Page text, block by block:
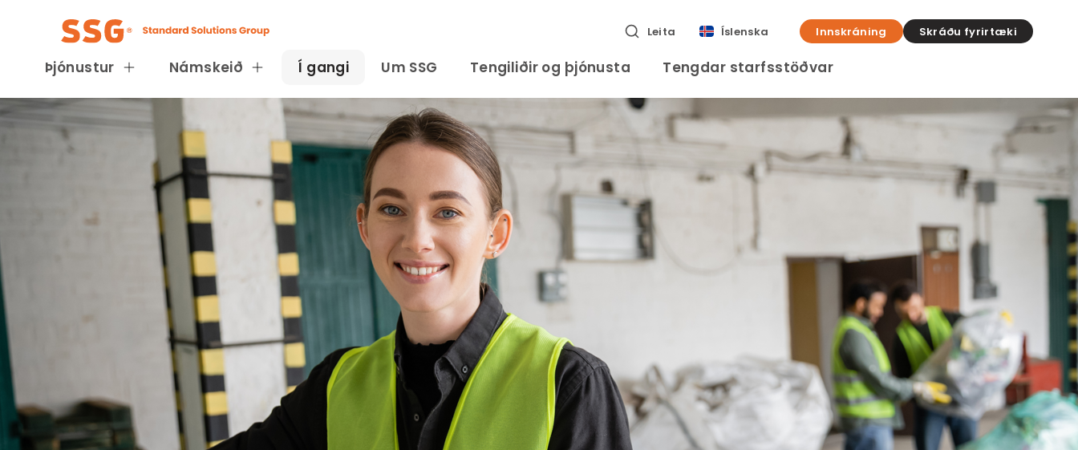
Leita Íslenska Innskráning Skráðu fyrirtæki
Þjónustur Námskeið Í gangi Um SSG Tengiliðir og þjónusta Tengdar starfsstöðvar